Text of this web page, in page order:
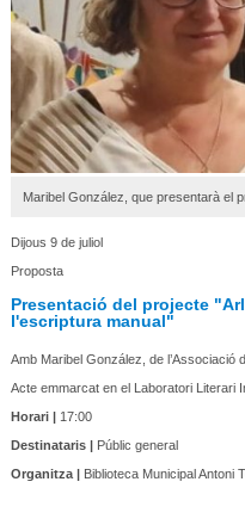
Maribel González, que presentarà el
Dijous 9 de juliol
Proposta
Presentació del projecte
l'escriptura manual"
Amb Maribel González, de l’Associació
Acte emmarcat en el Laboratori Literari
Horari |17:00
Destinataris |Públic general
Organitza |Biblioteca Municipal Antoni